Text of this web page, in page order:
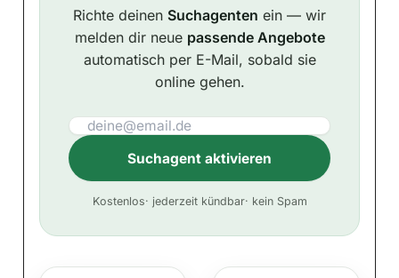
Richte deinen Suchagenten ein — wir
melden dir neue passende Angebote
automatisch per E-Mail, sobald sie
online gehen.
Suchagent aktivieren
t
Kostenlos· jederzeit kündbar· kein Spam